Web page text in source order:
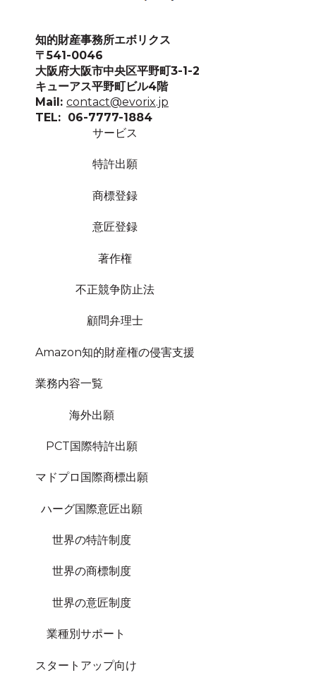
知的財産事務所エボリクス
〒541-0046
大阪府大阪市中央区平野町3-1-2
キューアス平野町ビル4階
Mail: contact@evorix.jp
TEL: 06-7777-1884
サービス
特許出願
商標登録
意匠登録
著作権
不正競争防止法
顧問弁理士
Amazon知的財産権の侵害支援
業務内容一覧
海外出願
PCT国際特許出願
マドプロ国際商標出願
ハーグ国際意匠出願
世界の特許制度
世界の商標制度
世界の意匠制度
業種別サポート
スタートアップ向け